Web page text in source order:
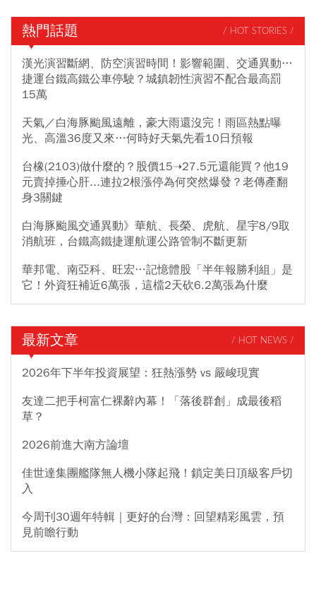
熱門話題 / HOT STORIES /
漢光演習斷網、防空演習時間！影響範圍、交通異動…
捷運台鐵高鐵公車停駛？城鎮韌性演習不配合最高罰
15萬
天氣／白海豚颱風遠離，豪大雨還沒完！雨區熱點曝
光、高溫36度又來…何時好天氣先看10日預報
台橡(2103)做什麼的？股價15➝27.5元還能買？他19
元賣掉捶心肝...連拉2根漲停為何突然爆發？老傳產翻
身3關鍵
白海豚颱風交通異動》華航、長榮、虎航、星宇8/9取
消航班，台鐵高鐵捷運航運公路管制不斷更新
華邦電、南亞科、旺宏…記憶體股「半年報勝利組」是
它！外資狂補近6萬張，這檔2天砍6.2萬張為什麼
最新文章 / HOT NEWS /
2026年下半年投資展望：狂熱漲勢 vs 嚴峻現實
友達二把手柯富仁裸辭內幕！「落後群創」成最後稻
草？
2026前進大南方論壇
佳世達集團艦隊無人機小隊起飛！鎖定美日頂級客戶切
入
今周刊30週年特輯｜更好的台灣：回望精彩風雲，預
見前瞻行動